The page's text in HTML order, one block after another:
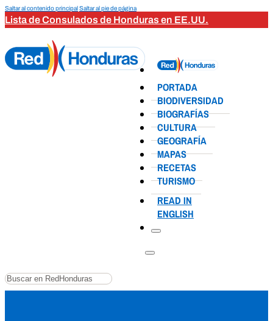
Saltar al contenido principalSaltar al pie de página
Lista de Consulados de Honduras en EE.UU.
PORTADA
BIODIVERSIDAD
BIOGRAFÍAS
CULTURA
GEOGRAFÍA
MAPAS
RECETAS
TURISMO
READ IN
ENGLISH
Buscar